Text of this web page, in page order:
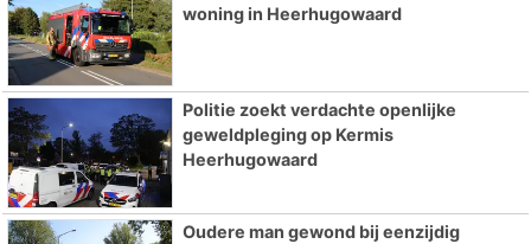
woning in Heerhugowaard
Politie zoekt verdachte openlijke
geweldpleging op Kermis
Heerhugowaard
Oudere man gewond bij eenzijdig